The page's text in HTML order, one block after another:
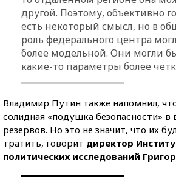
другой. Поэтому, объективно
есть некоторый смысл, но в
роль федерального центра
более модельной. Они могли
какие-то параметры более
Владимир Путин также напомнил,
солидная «подушка безопасности» в
резервов. Но это не значит, что их
тратить, говорит директор
политических исследований